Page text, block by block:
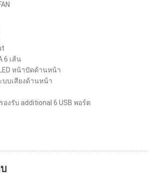
6 เส้น
หน้าปัดด้านหน้า
บบเสียงด้านหน้า
องรับ additional 6 USB พอร์ต